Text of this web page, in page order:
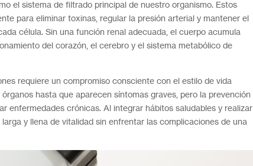
el sistema de filtrado principal de nuestro organismo. Estos
para eliminar toxinas, regular la presión arterial y mantener el
célula. Sin una función renal adecuada, el cuerpo acumula
del corazón, el cerebro y el sistema metabólico de
requiere un compromiso consciente con el estilo de vida
hasta que aparecen síntomas graves, pero la prevención
enfermedades crónicas. Al integrar hábitos saludables y realizar
y llena de vitalidad sin enfrentar las complicaciones de una